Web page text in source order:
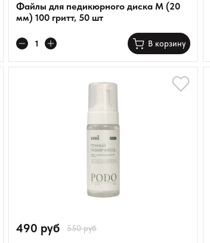
Файлы для педикюрного диска M (20
мм) 100 гритт, 50 шт
В корзину
490 руб 550 руб